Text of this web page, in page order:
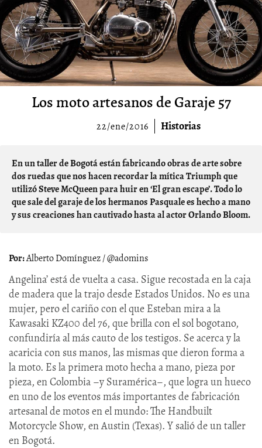
Los moto artesanos de Garaje 57
22/ene/2016 Historias
En un taller de Bogotá están fabricando obras de arte sobre
dos ruedas que nos hacen recordar la mítica Triumph que
utilizó Steve McQueen para huir en ‘El gran escape’. Todo lo
que sale del garaje de los hermanos Pasquale es hecho a mano
y sus creaciones han cautivado hasta al actor Orlando Bloom.
Alberto Domínguez / @adomins
Angelina’ está de vuelta a casa. Sigue recostada en la caja
de madera que la trajo desde Estados Unidos. No es una
mujer, pero el cariño con el que Esteban mira a la
Kawasaki KZ400 del 76, que brilla con el sol bogotano,
confundiría al más cauto de los testigos. Se acerca y la
acaricia con sus manos, las mismas que dieron forma a
la moto. Es la primera moto hecha a mano, pieza por
pieza, en Colombia –y Suramérica–, que logra un hueco
en uno de los eventos más importantes de fabricación
artesanal de motos en el mundo: The Handbuilt
Motorcycle Show, en Austin (Texas). Y salió de un taller
en Bogotá.